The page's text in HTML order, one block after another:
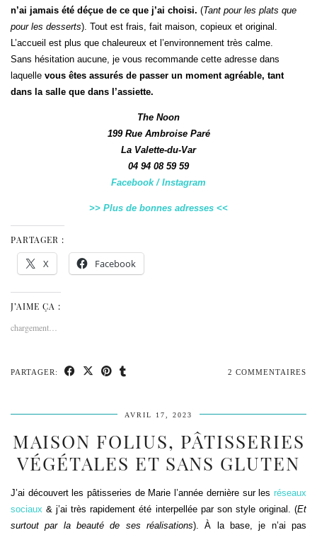
n’ai jamais été déçue de ce que j’ai choisi. (Tant pour les plats que
pour les desserts). Tout est frais, fait maison, copieux et original.
L’accueil est plus que chaleureux et l’environnement très calme.
Sans hésitation aucune, je vous recommande cette adresse dans
laquelle vous êtes assurés de passer un moment agréable, tant
dans la salle que dans l’assiette.
The Noon
199 Rue Ambroise Paré
La Valette-du-Var
04 94 08 59 59
Facebook/ Instagram
>> Plus de bonnes adresses <<
PARTAGER :
X Facebook
J’AIME ÇA :
chargement…
PARTAGER: 2 COMMENTAIRES
AVRIL 17, 2023
MAISON FOLIUS, PÂTISSERIES
VÉGÉTALES ET SANS GLUTEN
J’ai découvert les pâtisseries de Marie l’année dernière sur les réseaux
sociaux & j’ai très rapidement été interpellée par son style original. (Et
surtout par la beauté de ses réalisations). À la base, je n’ai pas